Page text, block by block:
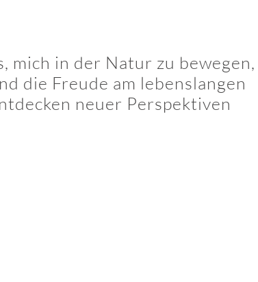
mich in der Natur zu bewegen,
die Freude am lebenslangen
neuer Perspektiven